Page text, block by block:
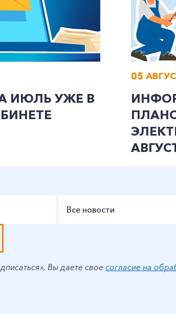
ИЮЛЬ УЖЕ В
05
Все новости
Вы даете своесогласие на